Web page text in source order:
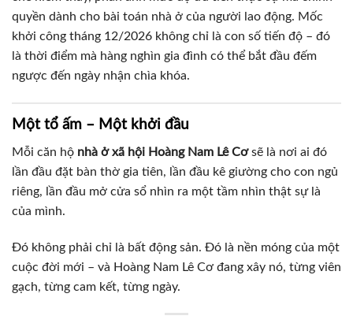
quyền dành cho bài toán nhà ở của người lao động. Mốc
khởi công tháng 12/2026 không chỉ là con số tiến độ – đó
là thời điểm mà hàng nghìn gia đình có thể bắt đầu đếm
ngược đến ngày nhận chìa khóa.
Một tổ ấm – Một khởi đầu
Mỗi căn hộ nhà ở xã hội Hoàng Nam Lê Cơsẽ là nơi ai đó
lần đầu đặt bàn thờ gia tiên, lần đầu kê giường cho con ngủ
riêng, lần đầu mở cửa sổ nhìn ra một tầm nhìn thật sự là
của mình.
Đó không phải chỉ là bất động sản. Đó là nền móng của một
cuộc đời mới – và Hoàng Nam Lê Cơ đang xây nó, từng viên
gạch, từng cam kết, từng ngày.